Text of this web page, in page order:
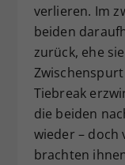
verlieren. Im
beiden
zurück, ehe
Tiebreak
die beiden
wieder – doch
brachten